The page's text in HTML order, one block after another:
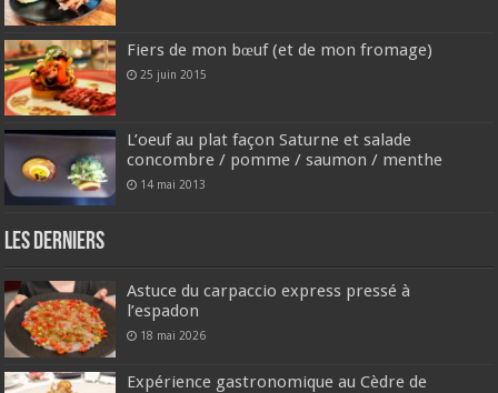
Fiers de mon bœuf (et de mon fromage)
25 juin 2015
L’oeuf au plat façon Saturne et salade
concombre / pomme / saumon / menthe
14 mai 2013
Les derniers
Astuce du carpaccio express pressé à
l’espadon
18 mai 2026
Expérience gastronomique au Cèdre de